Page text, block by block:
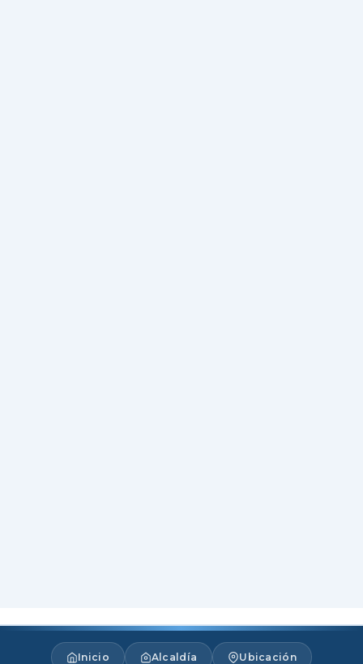
Inicio Alcaldía Ubicación